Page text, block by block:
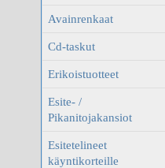
Avainrenkaat
Cd-taskut
Erikoistuotteet
Esite- /
Pikanitojakansiot
Esitetelineet
käyntikorteille